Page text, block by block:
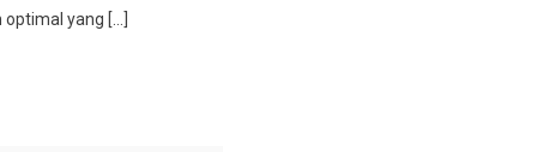
yang […]